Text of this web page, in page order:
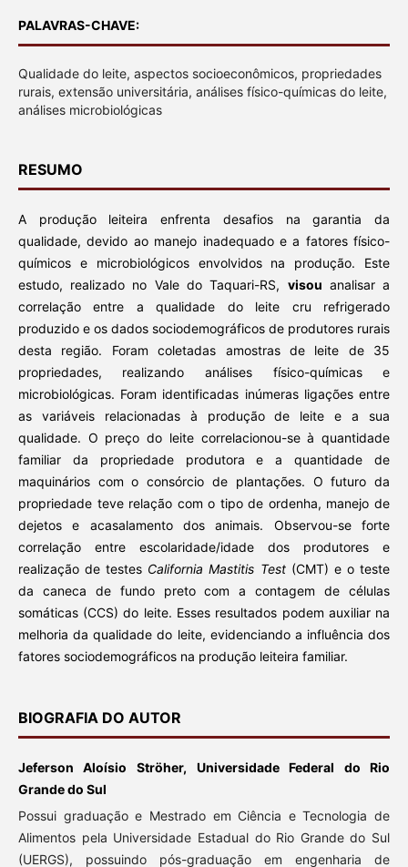
PALAVRAS-CHAVE:
Qualidade do leite, aspectos socioeconômicos, propriedades
rurais, extensão universitária, análises físico-químicas do leite,
análises microbiológicas
RESUMO
A produção leiteira enfrenta desafios na garantia da
qualidade, devido ao manejo inadequado e a fatores físico-
químicos e microbiológicos envolvidos na produção. Este
estudo, realizado no Vale do Taquari-RS, visou analisar a
correlação entre a qualidade do leite cru refrigerado
produzido e os dados sociodemográficos de produtores rurais
desta região. Foram coletadas amostras de leite de 35
propriedades, realizando análises físico-químicas e
microbiológicas. Foram identificadas inúmeras ligações entre
as variáveis relacionadas à produção de leite e a sua
qualidade. O preço do leite correlacionou-se à quantidade
familiar da propriedade produtora e a quantidade de
maquinários com o consórcio de plantações. O futuro da
propriedade teve relação com o tipo de ordenha, manejo de
dejetos e acasalamento dos animais. Observou-se forte
correlação entre escolaridade/idade dos produtores e
realização de testes California Mastitis Test(CMT) e o teste
da caneca de fundo preto com a contagem de células
somáticas (CCS) do leite. Esses resultados podem auxiliar na
melhoria da qualidade do leite, evidenciando a influência dos
fatores sociodemográficos na produção leiteira familiar.
BIOGRAFIA DO AUTOR
Jeferson Aloísio Ströher, Universidade Federal do Rio
Grande do Sul
Possui graduação e Mestrado em Ciência e Tecnologia de
Alimentos pela Universidade Estadual do Rio Grande do Sul
(UERGS), possuindo pós-graduação em engenharia de